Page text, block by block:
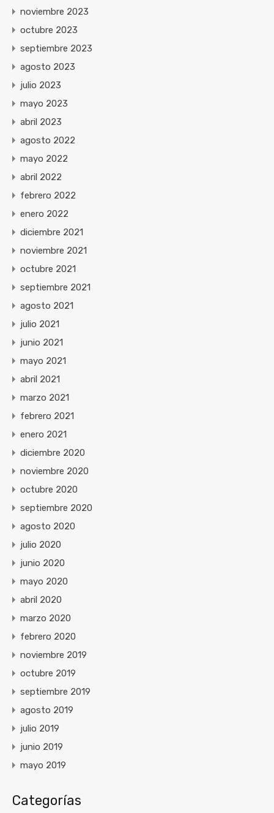
noviembre 2023
octubre 2023
septiembre 2023
agosto 2023
julio 2023
mayo 2023
abril 2023
agosto 2022
mayo 2022
abril 2022
febrero 2022
enero 2022
diciembre 2021
noviembre 2021
octubre 2021
septiembre 2021
agosto 2021
julio 2021
junio 2021
mayo 2021
abril 2021
marzo 2021
febrero 2021
enero 2021
diciembre 2020
noviembre 2020
octubre 2020
septiembre 2020
agosto 2020
julio 2020
junio 2020
mayo 2020
abril 2020
marzo 2020
febrero 2020
noviembre 2019
octubre 2019
septiembre 2019
agosto 2019
julio 2019
junio 2019
mayo 2019
Categorías